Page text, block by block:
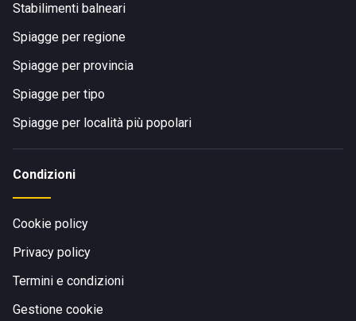
Stabilimenti balneari
Spiagge per regione
Spiagge per provincia
Spiagge per tipo
Spiagge per località più popolari
Condizioni
Cookie policy
Privacy policy
Termini e condizioni
Gestione cookie